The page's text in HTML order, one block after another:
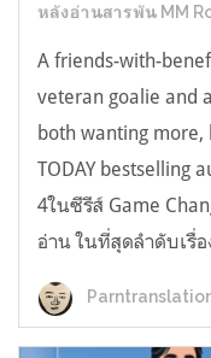
หลังอ่านสารพัน MM
A friends-with-
veteran goalie and
both wanting more,
TODAY bestselling
4ในซีรีส์ Game
อ่าน ในที่สุดลำดับเรื่